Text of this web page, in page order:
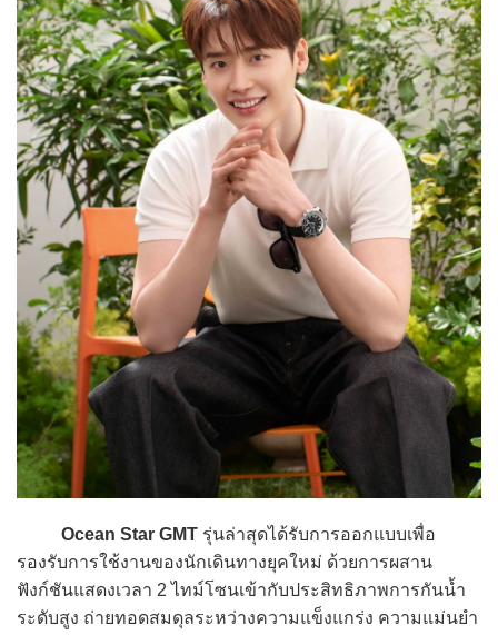
Ocean Star GMT รุ่นล่าสุดได้รับการออกแบบเพื่อ
รองรับการใช้งานของนักเดินทางยุคใหม่ ด้วยการผสาน
ฟังก์ชันแสดงเวลา 2 ไทม์โซนเข้ากับประสิทธิภาพการกันน้ำ
ระดับสูง ถ่ายทอดสมดุลระหว่างความแข็งแกร่ง ความแม่นยำ